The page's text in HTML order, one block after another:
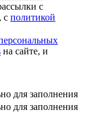
с
с политикой
на сайте, и
для заполнения
для заполнения